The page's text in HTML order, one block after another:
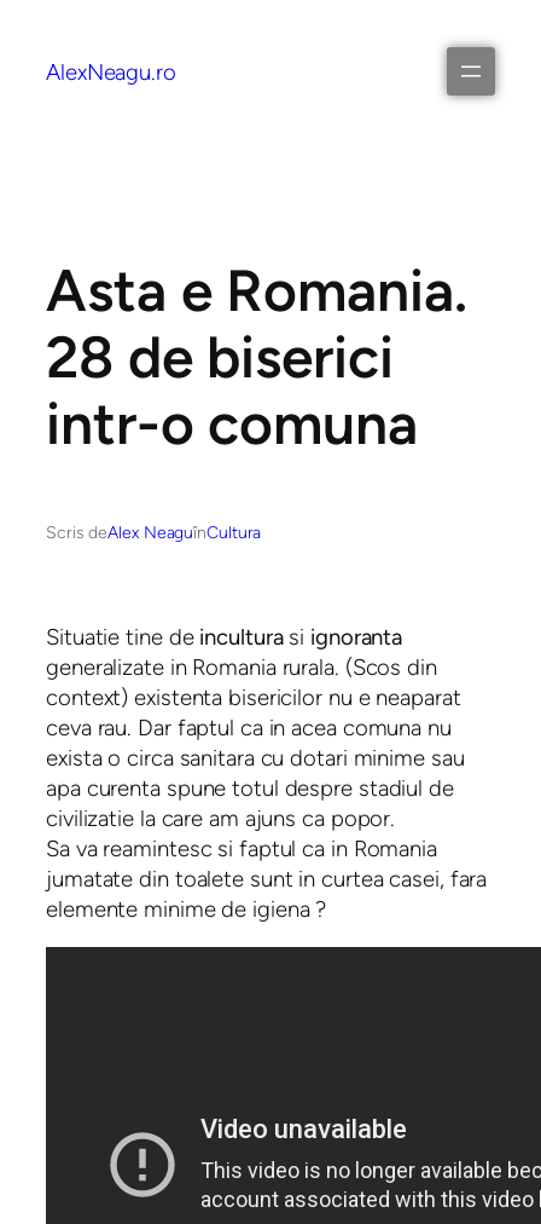
AlexNeagu.ro
Asta e Romania.
28 de biserici
intr-o comuna
Scris deAlex NeaguînCultura
Situatie tine de inculturasi ignoranta
generalizate in Romania rurala. (Scos din
context) existenta bisericilor nu e neaparat
ceva rau. Dar faptul ca in acea comuna nu
exista o circa sanitara cu dotari minime sau
apa curenta spune totul despre stadiul de
civilizatie la care am ajuns ca popor.
Sa va reamintesc si faptul ca in Romania
jumatate din toalete sunt in curtea casei, fara
elemente minime de igiena ?